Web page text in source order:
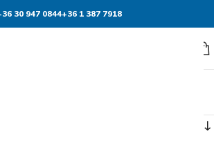
30 947 0844+36 1 387 7918